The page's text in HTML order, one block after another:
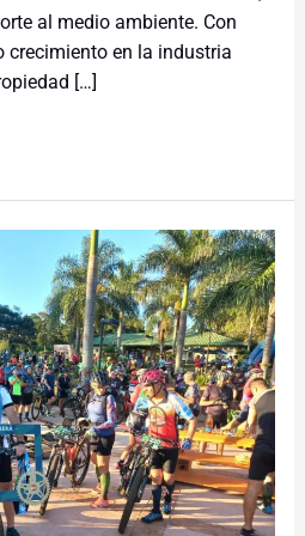
al medio ambiente. Con
crecimiento en la industria
[…]